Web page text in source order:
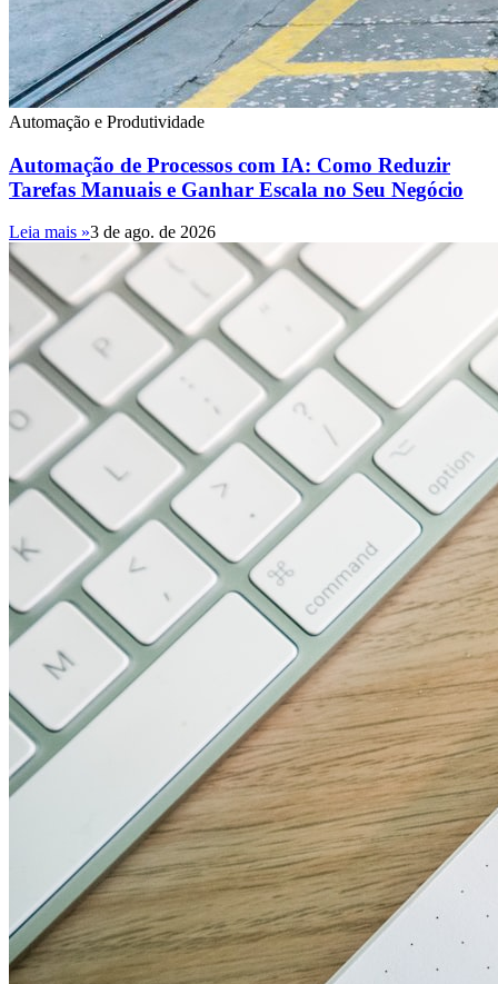
Automação e Produtividade
Automação de Processos com IA: Como Reduzir
Tarefas Manuais e Ganhar Escala no Seu Negócio
Leia mais »3 de ago. de 2026